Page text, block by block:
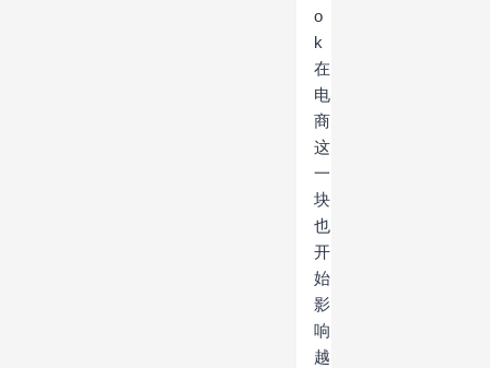
o
k
在
电
商
这
一
块
也
开
始
影
响
越